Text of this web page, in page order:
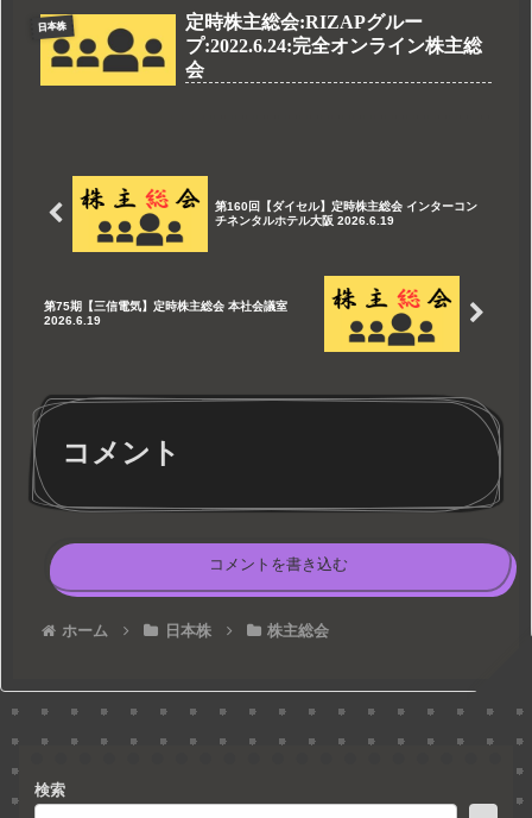
日本株
定時株主総会:RIZAPグルー
プ:2022.6.24:完全オンライン株主総
会
第160回【ダイセル】定時株主総会 インターコン
チネンタルホテル大阪 2026.6.19
第75期【三信電気】定時株主総会 本社会議室
2026.6.19
コメント
コメントを書き込む
ホーム 日本株 株主総会
検索